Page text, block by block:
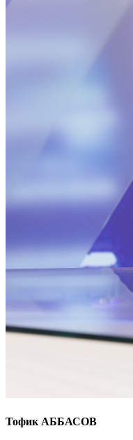
Тофик АББАСОВ